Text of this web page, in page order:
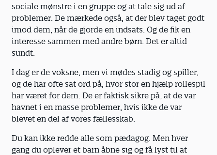
sociale mønstre i en gruppe og at tale sig ud af
problemer. De mærkede også, at der blev taget godt
imod dem, når de gjorde en indsats. Og de fik en
interesse sammen med andre børn. Det er altid
sundt.
I dag er de voksne, men vi mødes stadig og spiller,
og de har ofte sat ord på, hvor stor en hjælp rollespil
har været for dem. De er faktisk sikre på, at de var
havnet i en masse problemer, hvis ikke de var
blevet en del af vores fællesskab.
Du kan ikke redde alle som pædagog. Men hver
gang du oplever et barn åbne sig og få lyst til at